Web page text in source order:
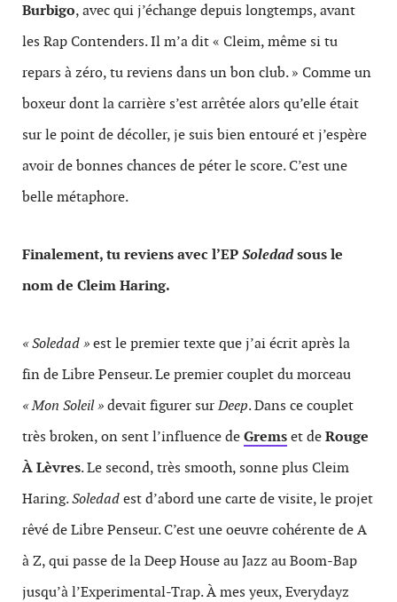
Burbigo, avec qui j’échange depuis longtemps, avant
les Rap Contenders. Il m’a dit « Cleim, même si tu
repars à zéro, tu reviens dans un bon club. » Comme un
boxeur dont la carrière s’est arrêtée alors qu’elle était
sur le point de décoller, je suis bien entouré et j’espère
avoir de bonnes chances de péter le score. C’est une
belle métaphore.
Finalement, tu reviens avec l’EPSoledadsous le
nom de Cleim Haring.
« Soledad »est le premier texte que j’ai écrit après la
fin de Libre Penseur. Le premier couplet du morceau
« Mon Soleil »devait figurer surDeep. Dans ce couplet
très broken, on sent l’influence deGremset deRouge
À Lèvres. Le second, très smooth, sonne plus Cleim
Haring.Soledadest d’abord une carte de visite, le projet
rêvé de Libre Penseur. C’est une oeuvre cohérente de A
à Z, qui passe de la Deep House au Jazz au Boom-Bap
jusqu’à l’Experimental-Trap. À mes yeux, Everydayz